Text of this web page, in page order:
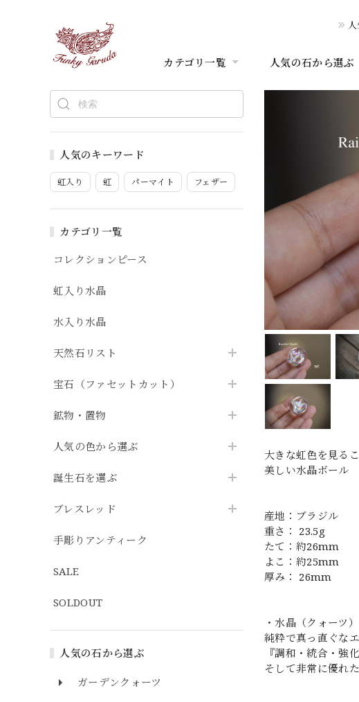
カテゴリ一覧 人気の石から選ぶ
人気のキーワード
虹入り 虹 パーマイト フェザー
カテゴリ一覧
コレクションピース
虹入り水晶
水入り水晶
天然石リスト
宝石（ファセットカット）
鉱物・置物
人気の色から選ぶ
誕生石を選ぶ
ブレスレッド
手彫りアンティーク
SALE
SOLDOUT
人気の石から選ぶ
ガーデンクォーツ
大きな虹色を見る
美しい水晶ボール
産地：ブラジル
重さ： 23.5g
たて：約26mm
よこ：約25mm
厚み： 26mm
・水晶（クォーツ
純粋で真っ直ぐな
『調和・統合・強化
そして非常に優れ